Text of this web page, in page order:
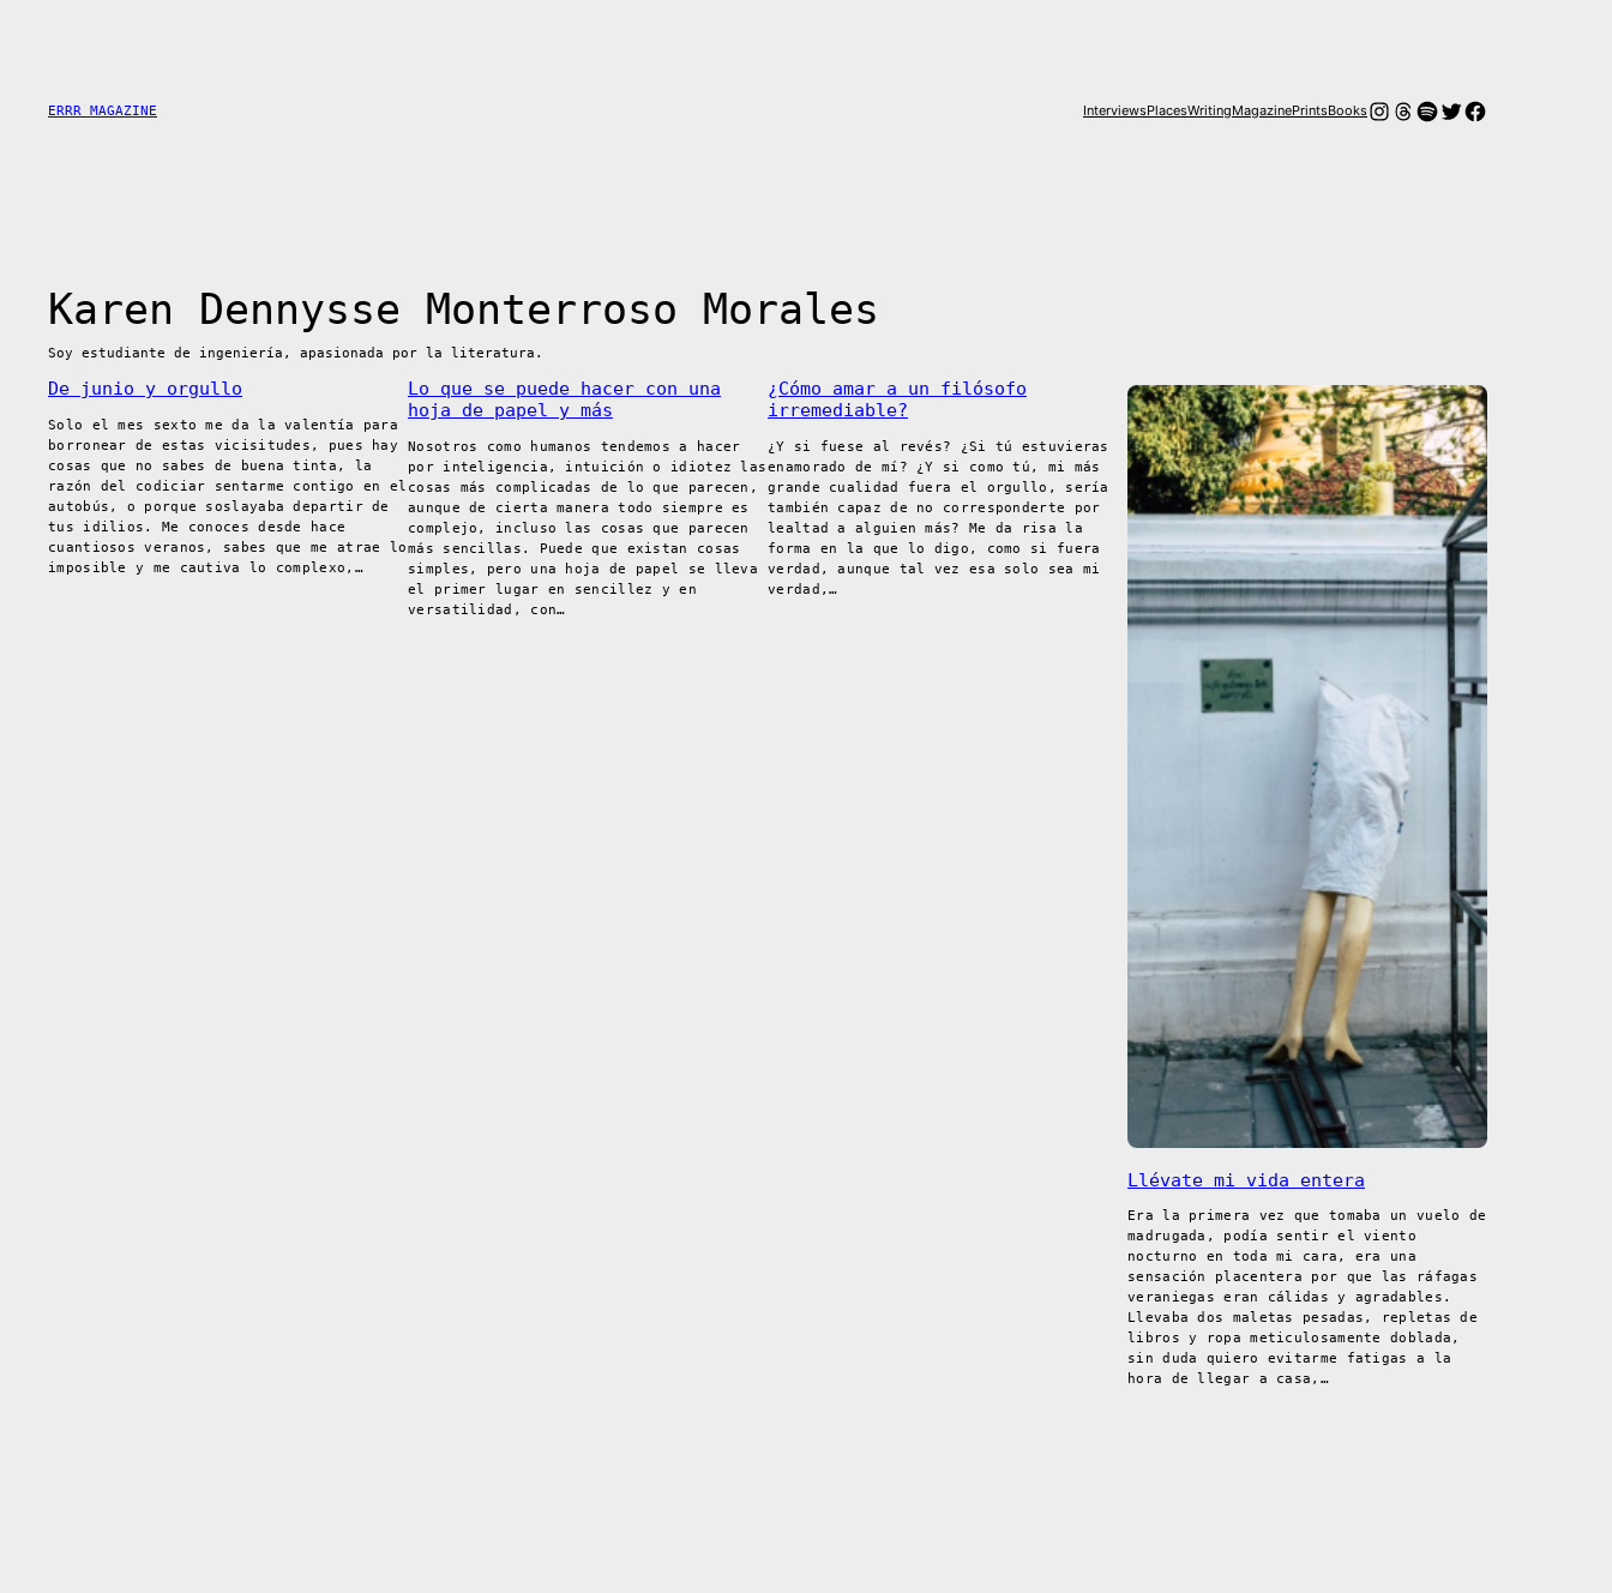
ERRR MAGAZINE InterviewsPlacesWritingMagazinePrintsBooksInstagram
Hilos
Spotify
Twitter
Facebook
Karen Dennysse Monterroso Morales
Soy estudiante de ingeniería, apasionada por la literatura.
De junio y orgullo
Solo el mes sexto me da la valentía para
borronear de estas vicisitudes, pues hay
cosas que no sabes de buena tinta, la
razón del codiciar sentarme contigo en el
autobús, o porque soslayaba departir de
tus idilios. Me conoces desde hace
cuantiosos veranos, sabes que me atrae lo
imposible y me cautiva lo complexo,…
Lo que se puede hacer con una
hoja de papel y más
Nosotros como humanos tendemos a hacer
por inteligencia, intuición o idiotez las
cosas más complicadas de lo que parecen,
aunque de cierta manera todo siempre es
complejo, incluso las cosas que parecen
más sencillas. Puede que existan cosas
simples, pero una hoja de papel se lleva
el primer lugar en sencillez y en
versatilidad, con…
¿Cómo amar a un filósofo
irremediable?
¿Y si fuese al revés? ¿Si tú estuvieras
enamorado de mí? ¿Y si como tú, mi más
grande cualidad fuera el orgullo, sería
también capaz de no corresponderte por
lealtad a alguien más? Me da risa la
forma en la que lo digo, como si fuera
verdad, aunque tal vez esa solo sea mi
verdad,…
Llévate mi vida entera
Era la primera vez que tomaba un vuelo de
madrugada, podía sentir el viento
nocturno en toda mi cara, era una
sensación placentera por que las ráfagas
veraniegas eran cálidas y agradables.
Llevaba dos maletas pesadas, repletas de
libros y ropa meticulosamente doblada,
sin duda quiero evitarme fatigas a la
hora de llegar a casa,…